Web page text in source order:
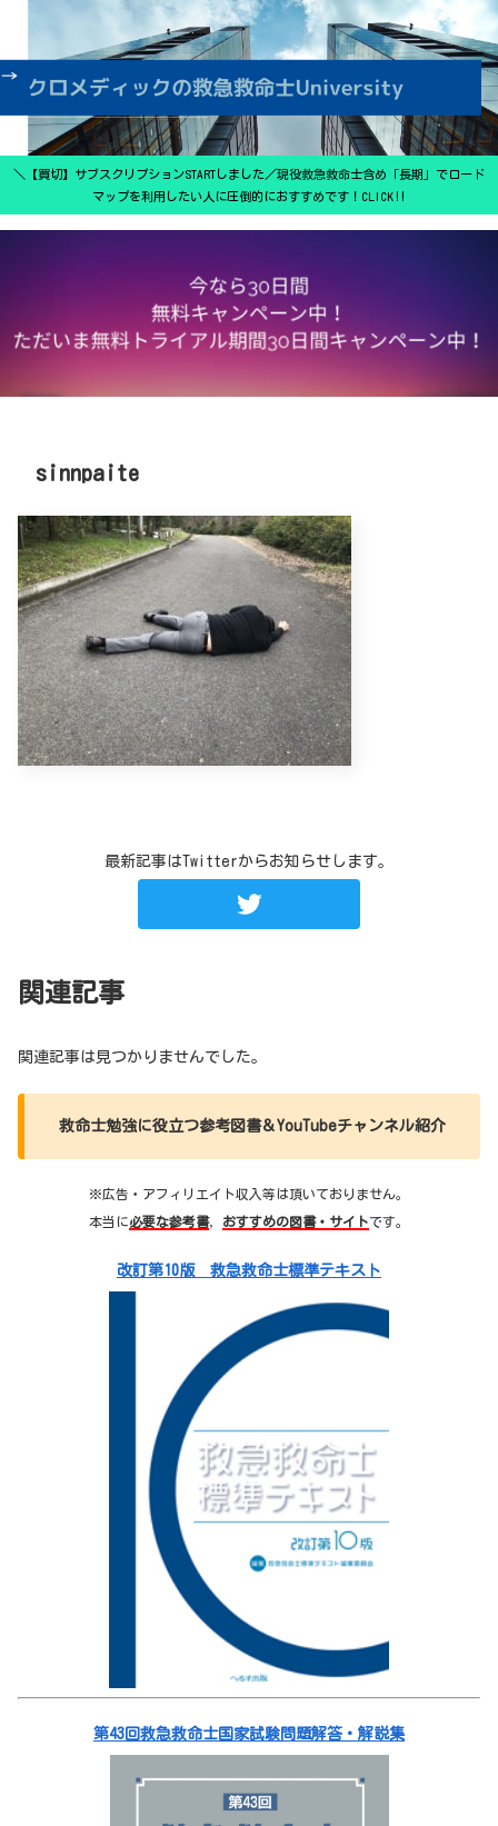
＼【買切】サブスクリプションSTARTしました／現役救急救命士含め「長期」でロード
マップを利用したい人に圧倒的におすすめです！CLICK‼
sinnpaite
最新記事はTwitterからお知らせします。
関連記事
関連記事は見つかりませんでした。
救命士勉強に役立つ参考図書＆YouTubeチャンネル紹介
※広告・アフィリエイト収入等は頂いておりません。
本当に必要な参考書， おすすめの図書・サイトです。
改訂第10版 救急救命士標準テキスト
第43回救急救命士国家試験問題解答・解説集